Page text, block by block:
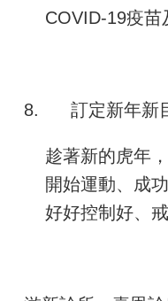
COVID-19疫苗
8. 訂定新年新
趁著新的虎年
開始運動、成
好好控制好、